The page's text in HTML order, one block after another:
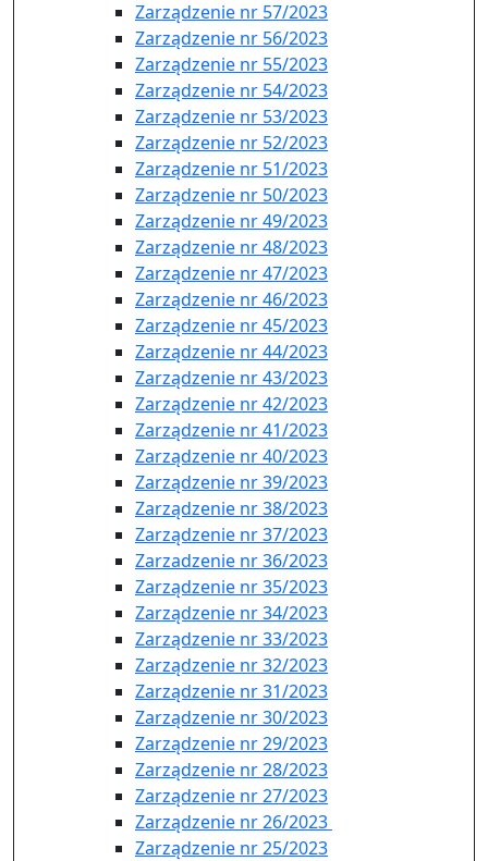
Zarządzenie nr 57/2023
Zarządzenie nr 56/2023
Zarządzenie nr 55/2023
Zarządzenie nr 54/2023
Zarządzenie nr 53/2023
Zarządzenie nr 52/2023
Zarządzenie nr 51/2023
Zarządzenie nr 50/2023
Zarządzenie nr 49/2023
Zarządzenie nr 48/2023
Zarządzenie nr 47/2023
Zarządzenie nr 46/2023
Zarządzenie nr 45/2023
Zarządzenie nr 44/2023
Zarządzenie nr 43/2023
Zarządzenie nr 42/2023
Zarządzenie nr 41/2023
Zarządzenie nr 40/2023
Zarządzenie nr 39/2023
Zarządzenie nr 38/2023
Zarządzenie nr 37/2023
Zarzadzenie nr 36/2023
Zarządzenie nr 35/2023
Zarządzenie nr 34/2023
Zarządzenie nr 33/2023
Zarządzenie nr 32/2023
Zarządzenie nr 31/2023
Zarządzenie nr 30/2023
Zarządzenie nr 29/2023
Zarządzenie nr 28/2023
Zarządzenie nr 27/2023
Zarządzenie nr 26/2023
Zarządzenie nr 25/2023